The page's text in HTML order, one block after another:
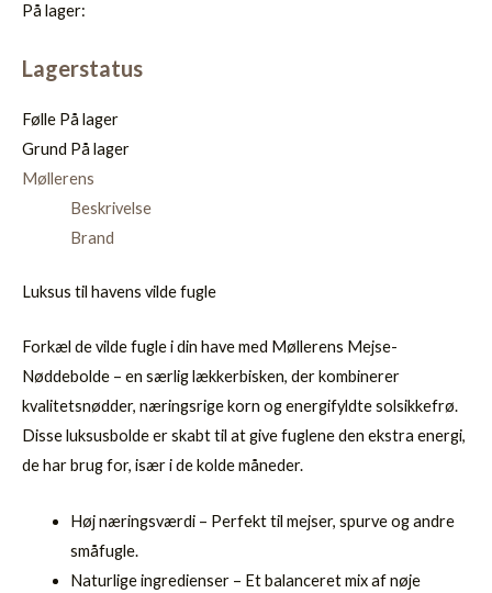
På lager:
Lagerstatus
Følle På lager
Grund På lager
Møllerens
Beskrivelse
Brand
Luksus til havens vilde fugle
Forkæl de vilde fugle i din have med Møllerens Mejse-
Nøddebolde – en særlig lækkerbisken, der kombinerer
kvalitetsnødder, næringsrige korn og energifyldte solsikkefrø.
Disse luksusbolde er skabt til at give fuglene den ekstra energi,
de har brug for, især i de kolde måneder.
Høj næringsværdi – Perfekt til mejser, spurve og andre
småfugle.
Naturlige ingredienser – Et balanceret mix af nøje